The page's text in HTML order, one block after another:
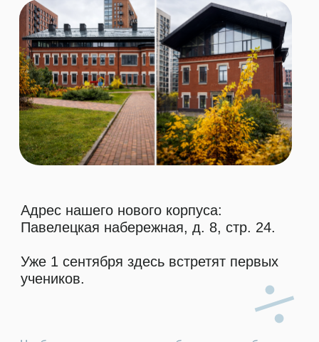
25, стр. 25
Москва, ул. Нагорная, д. 18, корп. 2
Сведения об образовательной
организации:
АНОО «Лицей им. С.Н. Нюберг»
Лицензия 042094 от 26.04.2022
СМИ о нас
Новости лицея
Команда педагогов
Галерея
FAQ